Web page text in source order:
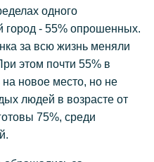
одного
город - 55% опрошенных.
за всю жизнь меняли
этом почти 55% в
новое место, но не
людей в возрасте от
75%, среди